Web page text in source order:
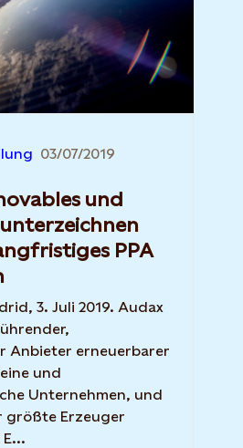
03/07/2019
und
PPA
3. Juli 2019. Audax
Anbieter erneuerbarer
und
Unternehmen, und
größte Erzeuger